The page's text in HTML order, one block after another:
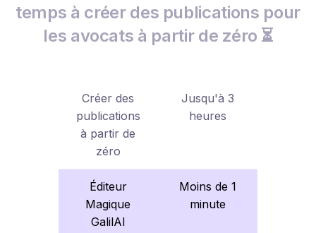
temps à créer des publications pour
les avocats à partir de zéro ⏳
Créer des
publications
à partir de
zéro
Jusqu'à 3
heures
Éditeur
Magique
GalilAI
Moins de 1
minute